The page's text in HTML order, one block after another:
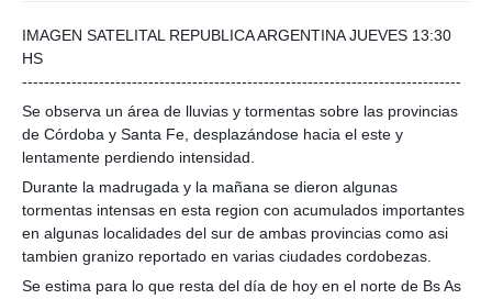
IMAGEN SATELITAL REPUBLICA ARGENTINA JUEVES 13:30
HS
--------------------------------------------------------------------------------
Se observa un área de lluvias y tormentas sobre las provincias
de Córdoba y Santa Fe, desplazándose hacia el este y
lentamente perdiendo intensidad.
Durante la madrugada y la mañana se dieron algunas
tormentas intensas en esta region con acumulados importantes
en algunas localidades del sur de ambas provincias como asi
tambien granizo reportado en varias ciudades cordobezas.
Se estima para lo que resta del día de hoy en el norte de Bs As